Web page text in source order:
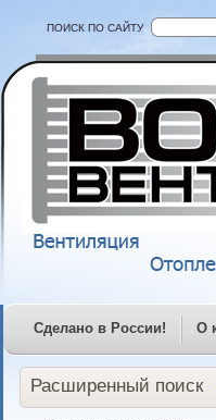
ПОИСК ПО САЙТУ
Сделано в России! О
Расширенный поиск